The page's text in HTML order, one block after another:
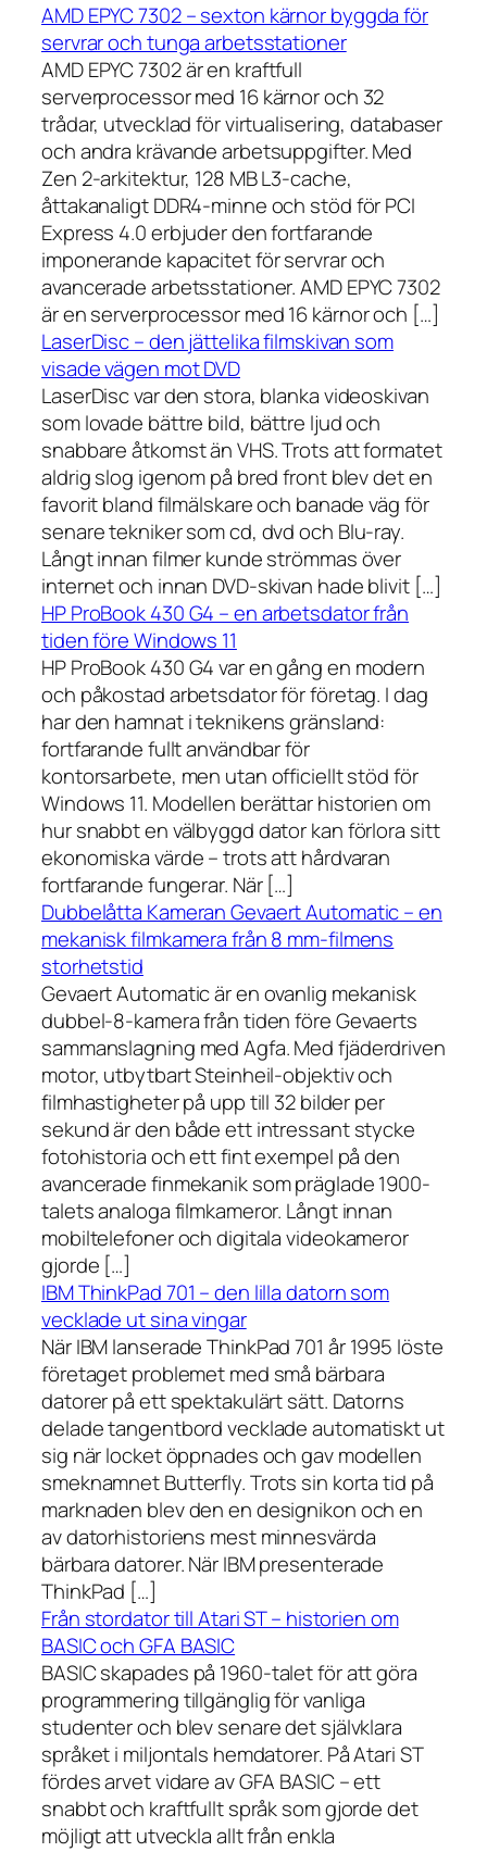
AMD EPYC 7302 – sexton kärnor byggda för
servrar och tunga arbetsstationer
AMD EPYC 7302 är en kraftfull
serverprocessor med 16 kärnor och 32
trådar, utvecklad för virtualisering, databaser
och andra krävande arbetsuppgifter. Med
Zen 2-arkitektur, 128 MB L3-cache,
åttakanaligt DDR4-minne och stöd för PCI
Express 4.0 erbjuder den fortfarande
imponerande kapacitet för servrar och
avancerade arbetsstationer. AMD EPYC 7302
är en serverprocessor med 16 kärnor och […]
LaserDisc – den jättelika filmskivan som
visade vägen mot DVD
LaserDisc var den stora, blanka videoskivan
som lovade bättre bild, bättre ljud och
snabbare åtkomst än VHS. Trots att formatet
aldrig slog igenom på bred front blev det en
favorit bland filmälskare och banade väg för
senare tekniker som cd, dvd och Blu-ray.
Långt innan filmer kunde strömmas över
internet och innan DVD-skivan hade blivit […]
HP ProBook 430 G4 – en arbetsdator från
tiden före Windows 11
HP ProBook 430 G4 var en gång en modern
och påkostad arbetsdator för företag. I dag
har den hamnat i teknikens gränsland:
fortfarande fullt användbar för
kontorsarbete, men utan officiellt stöd för
Windows 11. Modellen berättar historien om
hur snabbt en välbyggd dator kan förlora sitt
ekonomiska värde – trots att hårdvaran
fortfarande fungerar. När […]
Dubbelåtta Kameran Gevaert Automatic – en
mekanisk filmkamera från 8 mm-filmens
storhetstid
Gevaert Automatic är en ovanlig mekanisk
dubbel-8-kamera från tiden före Gevaerts
sammanslagning med Agfa. Med fjäderdriven
motor, utbytbart Steinheil-objektiv och
filmhastigheter på upp till 32 bilder per
sekund är den både ett intressant stycke
fotohistoria och ett fint exempel på den
avancerade finmekanik som präglade 1900-
talets analoga filmkameror. Långt innan
mobiltelefoner och digitala videokameror
gjorde […]
IBM ThinkPad 701 – den lilla datorn som
vecklade ut sina vingar
När IBM lanserade ThinkPad 701 år 1995 löste
företaget problemet med små bärbara
datorer på ett spektakulärt sätt. Datorns
delade tangentbord vecklade automatiskt ut
sig när locket öppnades och gav modellen
smeknamnet Butterfly. Trots sin korta tid på
marknaden blev den en designikon och en
av datorhistoriens mest minnesvärda
bärbara datorer. När IBM presenterade
ThinkPad […]
Från stordator till Atari ST – historien om
BASIC och GFA BASIC
BASIC skapades på 1960-talet för att göra
programmering tillgänglig för vanliga
studenter och blev senare det självklara
språket i miljontals hemdatorer. På Atari ST
fördes arvet vidare av GFA BASIC – ett
snabbt och kraftfullt språk som gjorde det
möjligt att utveckla allt från enkla